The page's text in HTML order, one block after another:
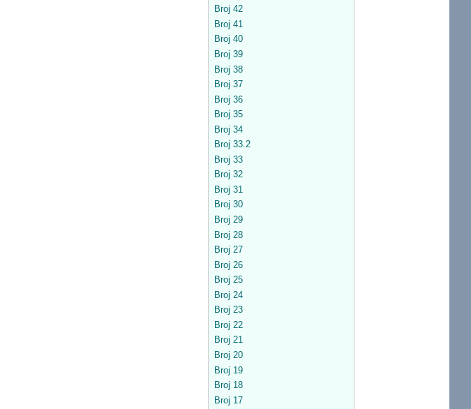
Broj 42
Broj 41
Broj 40
Broj 39
Broj 38
Broj 37
Broj 36
Broj 35
Broj 34
Broj 33.2
Broj 33
Broj 32
Broj 31
Broj 30
Broj 29
Broj 28
Broj 27
Broj 26
Broj 25
Broj 24
Broj 23
Broj 22
Broj 21
Broj 20
Broj 19
Broj 18
Broj 17